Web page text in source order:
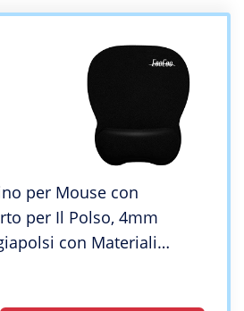
per Mouse con
per Il Polso, 4mm
con Materiali
in Gomma